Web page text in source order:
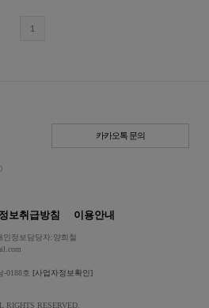
1
카카오톡 문의
보취급방침 이용안내
정보담당자:양희철
-0188호 [사업자정보확인]
RESERVED.